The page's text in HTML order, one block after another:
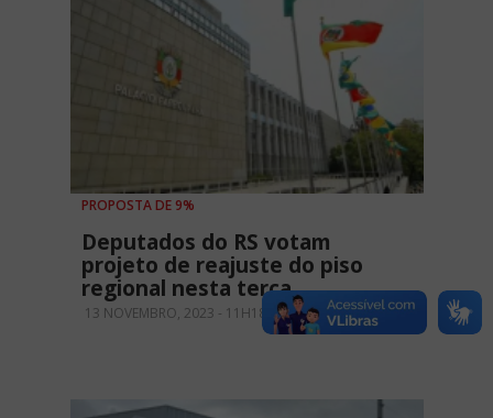
PROPOSTA DE 9%
Deputados do RS votam
projeto de reajuste do piso
regional nesta terça
13 NOVEMBRO, 2023 - 11H18